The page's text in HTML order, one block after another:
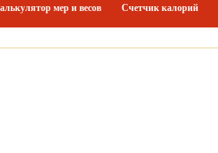
мер и весов Счетчик калорий